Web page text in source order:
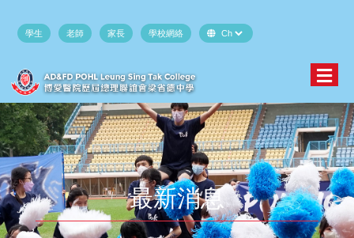
學生 老師 家長 學校網絡
最新消息